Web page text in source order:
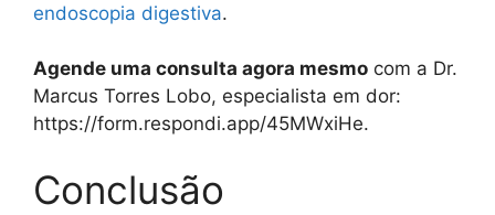
endoscopia digestiva.
Agende uma consulta agora mesmo com a Dr.
Marcus Torres Lobo, especialista em dor:
https://form.respondi.app/45MWxiHe.
Conclusão